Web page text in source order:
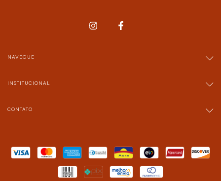
NAVEGUE
INSTITUCIONAL
CONTATO